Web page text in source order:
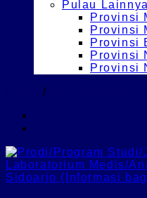
Pulau Lainnya
Provinsi
Provinsi
Provinsi
Provinsi
Provinsi
/